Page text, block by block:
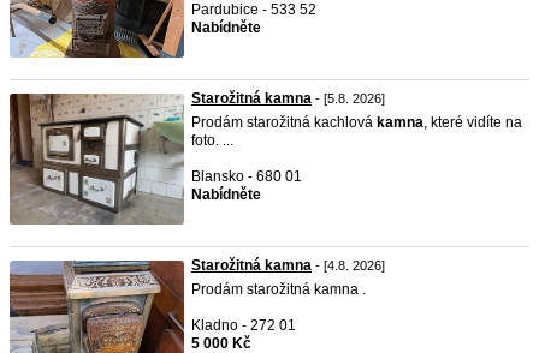
Pardubice - 533 52
Nabídněte
Starožitná kamna - [5.8. 2026]
Prodám starožitná kachlová kamna, které vidíte na
foto. ...
Blansko - 680 01
Nabídněte
Starožitná kamna - [4.8. 2026]
Prodám starožitná kamna .
Kladno - 272 01
5 000 Kč